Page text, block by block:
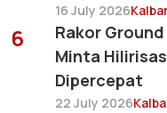
16 July 2026
6
Rakor
Minta
Dipercepat
22 July 2026